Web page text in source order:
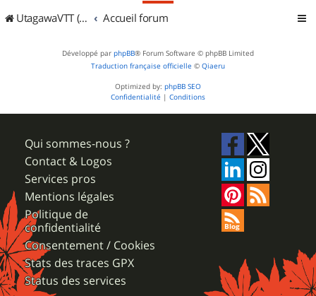
UtagawaVTT (Randos VTT et VTTAE avec traces GPS) Accueil forum
Développé par phpBB® Forum Software © phpBB Limited
Traduction française officielle © Qiaeru
Optimized by: phpBB SEO
Confidentialité | Conditions
Qui sommes-nous ?
Contact & Logos
Services pros
Mentions légales
Politique de
confidentialité
Consentement / Cookies
Stats des traces GPX
Status des services